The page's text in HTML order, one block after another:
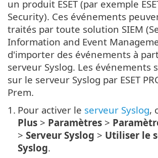
un produit ESET (par exemple
Security). Ces événements
traités par toute solution SIEM
Information and Event
d'importer des événements à
serveur Syslog. Les événements
sur le serveur Syslog par ESET
Prem.
1. Pour activer le serveur Syslog,
Plus > Paramètres >
> Serveur Syslog > Utiliser le
Syslog.